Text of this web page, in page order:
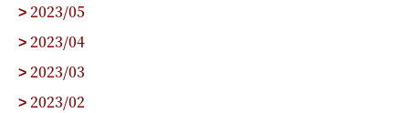
> 2023/05
> 2023/04
> 2023/03
> 2023/02